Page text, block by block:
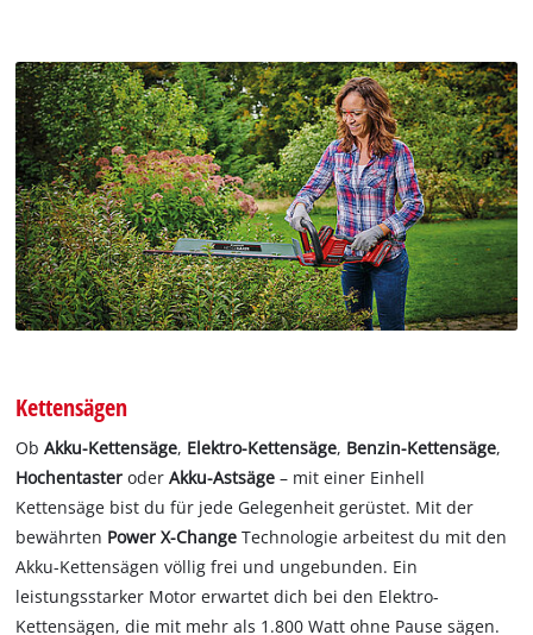
Kettensägen
ObAkku-Kettensäge, Elektro-Kettensäge, Benzin-Kettensäge,
HochentasteroderAkku-Astsäge – mit einer Einhell
Kettensäge bist du für jede Gelegenheit gerüstet. Mit der
bewährten Power X-Change Technologie arbeitest du mit den
Akku-Kettensägen völlig frei und ungebunden. Ein
leistungsstarker Motor erwartet dich bei den Elektro-
Kettensägen, die mit mehr als 1.800 Watt ohne Pause sägen.